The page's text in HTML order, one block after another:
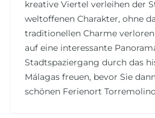
kreative Viertel verleihen der
weltoffenen Charakter, ohne
traditionellen Charme
auf eine interessante
Stadtspaziergang durch das
Málagas freuen, bevor Sie
schönen Ferienort